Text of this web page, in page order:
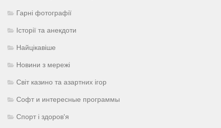
Гарні фотографії
Історії та анекдоти
Найцікавіше
Новини з мережі
Світ казино та азартних ігор
Софт и интересные программы
Спорт і здоров'я